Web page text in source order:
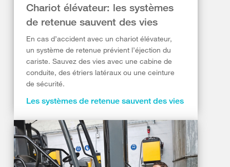
Chariot élévateur: les systèmes
de retenue sauvent des vies
En cas d’accident avec un chariot élévateur,
un système de retenue prévient l’éjection du
cariste. Sauvez des vies avec une cabine de
conduite, des étriers latéraux ou une ceinture
de sécurité.
Les systèmes de retenue sauvent des vies